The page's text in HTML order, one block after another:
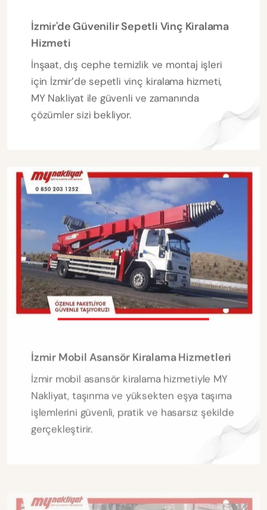
İzmir'de Güvenilir Sepetli Vinç Kiralama
Hizmeti
İnşaat, dış cephe temizlik ve montaj işleri
için İzmir’de sepetli vinç kiralama hizmeti,
MY Nakliyat ile güvenli ve zamanında
çözümler sizi bekliyor.
İzmir Mobil Asansör Kiralama Hizmetleri
İzmir mobil asansör kiralama hizmetiyle MY
Nakliyat, taşınma ve yüksekten eşya taşıma
işlemlerini güvenli, pratik ve hasarsız şekilde
gerçekleştirir.